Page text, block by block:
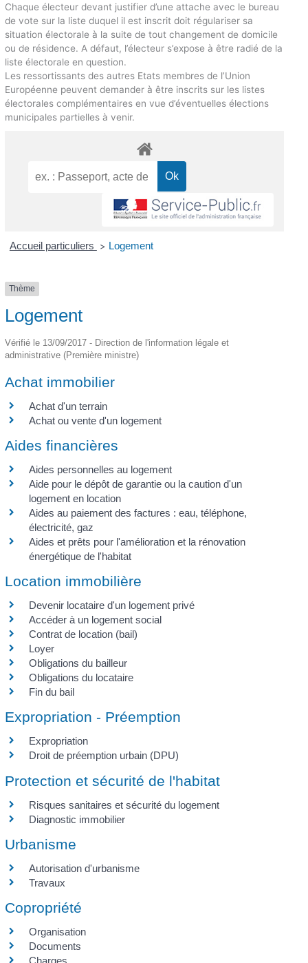
Chaque électeur devant justifier d’une attache avec le bureau
de vote sur la liste duquel il est inscrit doit régulariser sa
situation électorale à la suite de tout changement de domicile
ou de résidence. A défaut, l’électeur s’expose à être radié de la
liste électorale en question.
Les ressortissants des autres Etats membres de l’Union
Européenne peuvent demander à être inscrits sur les listes
électorales complémentaires en vue d’éventuelles élections
municipales partielles à venir.
Accueil particuliers > Logement
Thème
Logement
Vérifié le 13/09/2017 - Direction de l'information légale et
administrative (Première ministre)
Achat immobilier
Achat d'un terrain
Achat ou vente d'un logement
Aides financières
Aides personnelles au logement
Aide pour le dépôt de garantie ou la caution d'un
logement en location
Aides au paiement des factures : eau, téléphone,
électricité, gaz
Aides et prêts pour l'amélioration et la rénovation
énergétique de l'habitat
Location immobilière
Devenir locataire d'un logement privé
Accéder à un logement social
Contrat de location (bail)
Loyer
Obligations du bailleur
Obligations du locataire
Fin du bail
Expropriation - Préemption
Expropriation
Droit de préemption urbain (DPU)
Protection et sécurité de l'habitat
Risques sanitaires et sécurité du logement
Diagnostic immobilier
Urbanisme
Autorisation d'urbanisme
Travaux
Copropriété
Organisation
Documents